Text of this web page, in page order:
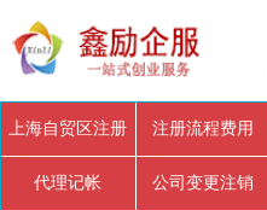
上海自贸区注册 注册流程费用
代理记帐 公司变更注销